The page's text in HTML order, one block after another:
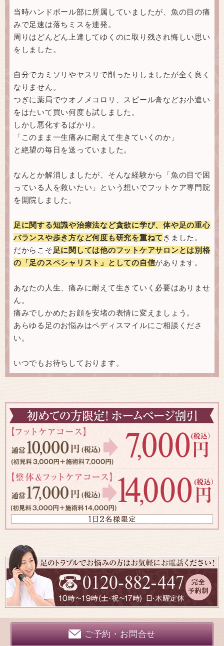
当時ハンドボール部に所属していましたが、魚の目の痛
みで足速は落ちミスを連発。
周りはどんどん上達してゆくのに取り残され悔しい思い
をしました。
自分でカミソリやヤスリで削ったりしましたが全く良く
なりません。
つぎに薬局でウオノメコロリ、スピール膏などお小遣い
をはたいて買い何度も試しました。
しかし悪化するばかり。
「このまま一生痛みに耐えて生きていくのか」
と絶望の毎日を送っていました。
なんとか解消しましたが、そんな経験から「魚の目で困
っている人を救いたい」という想いでフットケア専門院
を開院しました。
足に関する知識や治療法など貪欲に学び、体や足の重心
バランスや歩き方など何度も研究を重ねて きました。
だからこそ 足に関しては他のフットケアサロンとは別格
の「足のスペシャリスト」としての自信があります。
あなたの人生、痛みに耐えて生きていく必要はありませ
ん。
痛みでしかめたお顔を安堵の表情に変えましょう。
あらゆる足のお悩みはペディスマイルにご相談くださ
い。
いつでもお待ちしております。
ご予約・お問合せ